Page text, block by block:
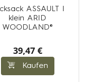
ASSAULT I
klein ARID
WOODLAND®
39,47 €
Kaufen